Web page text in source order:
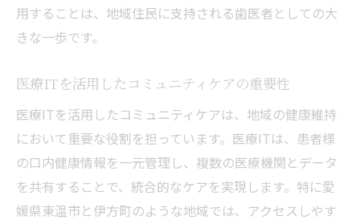
用することは、地域住民に支持される歯医者としての大
きな一歩です。
医療ITを活用したコミュニティケアの重要性
医療ITを活用したコミュニティケアは、地域の健康維持
において重要な役割を担っています。医療ITは、患者様
の口内健康情報を一元管理し、複数の医療機関とデータ
を共有することで、統合的なケアを実現します。特に愛
媛県東温市と伊方町のような地域では、アクセスしやす